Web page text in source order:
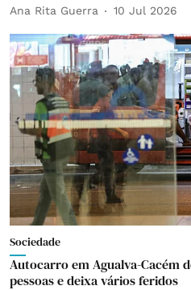
Ana Rita Guerra 10 Jul 2026
Sociedade
Autocarro em Agualva-Cacém
pessoas e deixa vários feridos